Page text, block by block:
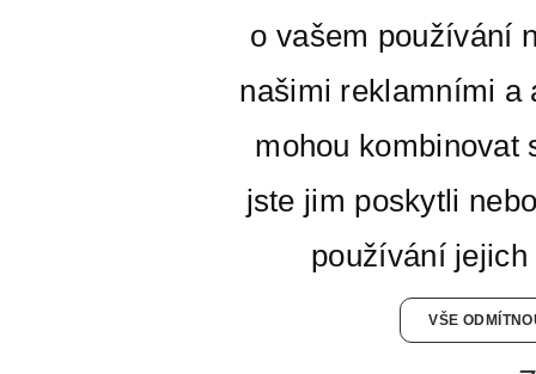
o vašem používání
našimi reklamními a
mohou kombinovat
jste jim poskytli
používání
VŠE